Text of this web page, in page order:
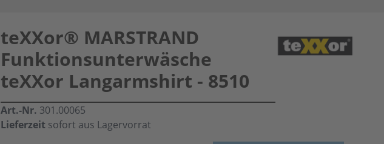
teXXor® MARSTRAND
Funktionsunterwäsche
teXXor Langarmshirt - 8510
Art.-Nr. 301.00065
Lieferzeit sofort aus Lagervorrat